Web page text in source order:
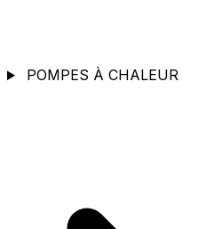
POMPES À CHALEUR